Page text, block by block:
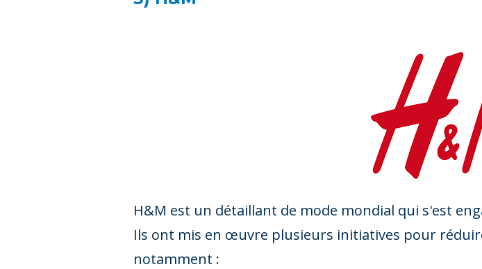
H&M est un détaillant de mode mondial qui s'est
Ils ont mis en œuvre plusieurs initiatives pour
notamment :